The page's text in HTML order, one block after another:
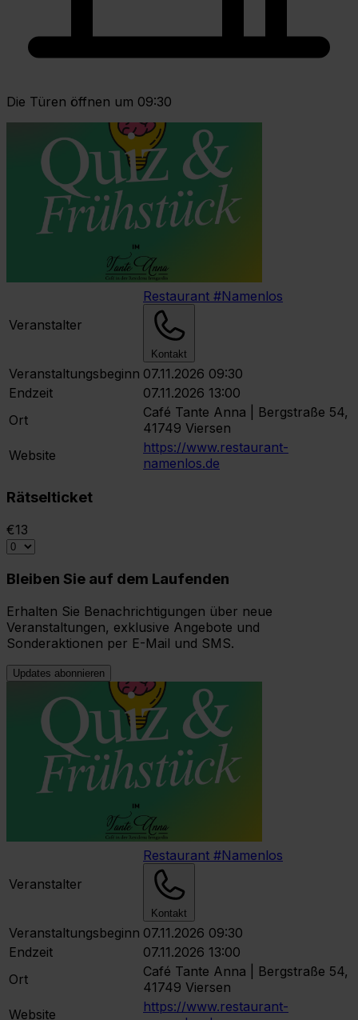
Die Türen öffnen um 09:30
Veranstalter
Restaurant #Namenlos
Kontakt
Veranstaltungsbeginn 07.11.2026 09:30
Endzeit
07.11.2026 13:00
Ort
Café Tante Anna | Bergstraße 54,
41749 Viersen
Website
https://www.restaurant-
namenlos.de
Rätselticket
€13
Bleiben Sie auf dem Laufenden
Erhalten Sie Benachrichtigungen über neue
Veranstaltungen, exklusive Angebote und
Sonderaktionen per E-Mail und SMS.
Updates abonnieren
Veranstalter
Restaurant #Namenlos
Kontakt
Veranstaltungsbeginn 07.11.2026 09:30
Endzeit
07.11.2026 13:00
Ort
Café Tante Anna | Bergstraße 54,
41749 Viersen
Website
https://www.restaurant-